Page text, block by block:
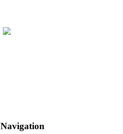
Navigation